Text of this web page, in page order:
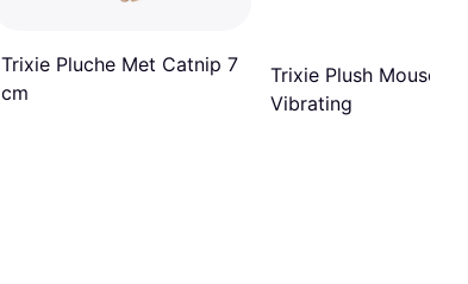
Trixie Pluche Met Catnip 7
cm
Trixie Plush Mouse
Vibrating